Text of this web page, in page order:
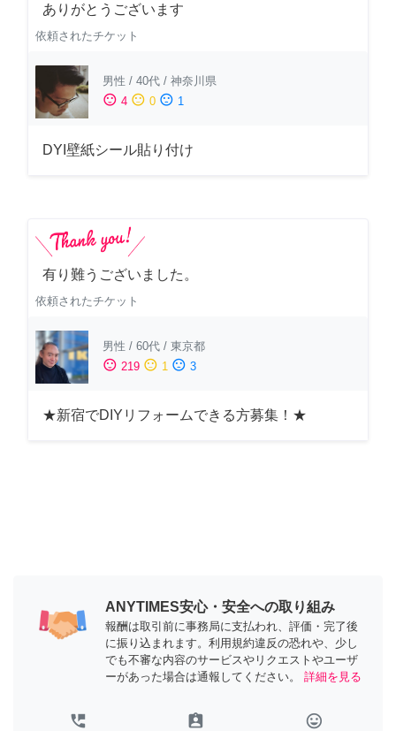
ありがとうございます
依頼されたチケット
男性 / 40代 / 神奈川県
sentiment_satisfied 4 sentiment_neutral 0 sentiment_dissatisfied 1
DYI壁紙シール貼り付け
有り難うございました。
依頼されたチケット
男性 / 60代 / 東京都
sentiment_satisfied 219 sentiment_neutral 1 sentiment_dissatisfied 3
★新宿でDIYリフォームできる方募集！★
ANYTIMES安心・安全への取り組み
報酬は取引前に事務局に支払われ、評価・完了後
に振り込まれます。利用規約違反の恐れや、少し
でも不審な内容のサービスやリクエストやユーザ
ーがあった場合は通報してください。
詳細を見る
perm_phone_msg assignment_ind tag_faces